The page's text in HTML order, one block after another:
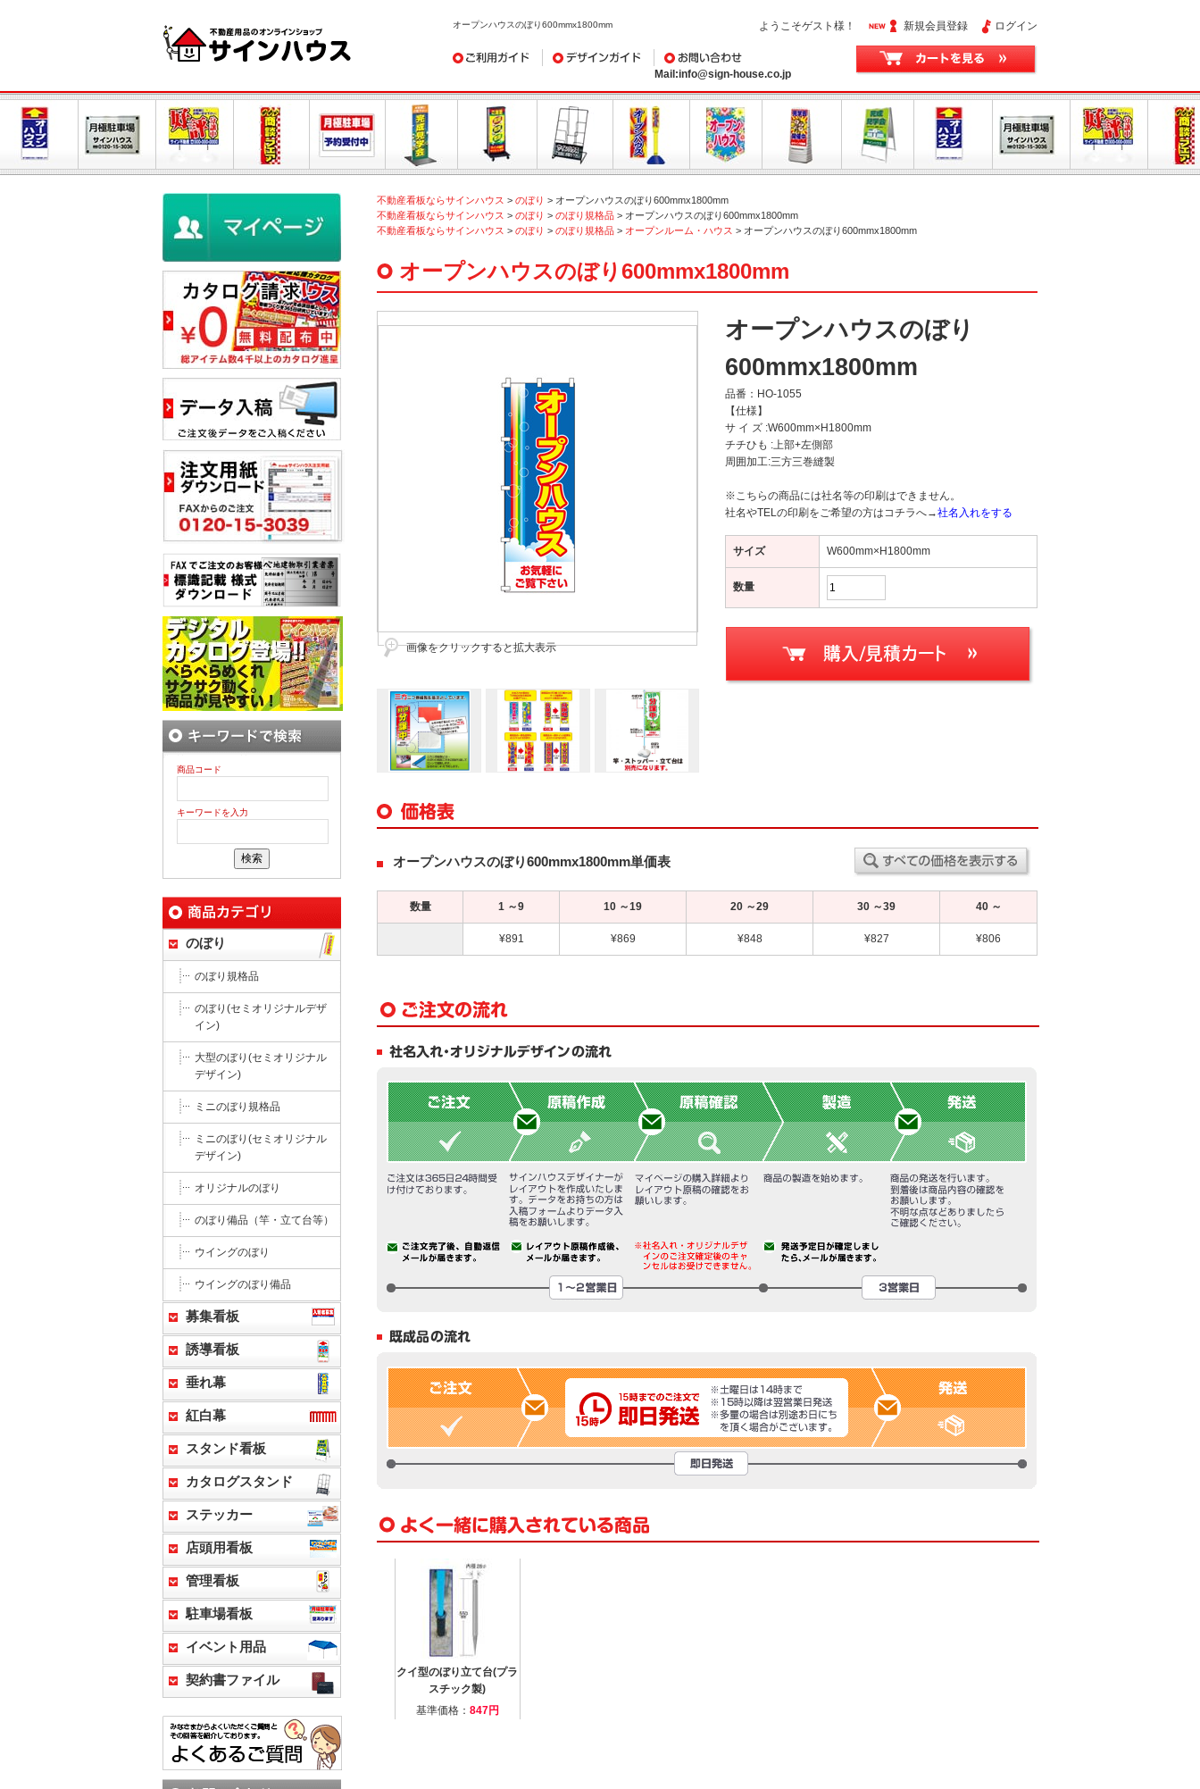
オープンハウスのぼり600mmx1800mm ようこそゲスト様！ 新規会員登録 ログイン
ご利用ガイド デザインガイド
お問い合わせ
Mail:info@sign-house.co.jp
不動産看板ならサインハウス > のぼり > オープンハウスのぼり600mmx1800mm
不動産看板ならサインハウス > のぼり > のぼり規格品 > オープンハウスのぼり600mmx1800mm
不動産看板ならサインハウス > のぼり > のぼり規格品 > オープンルーム・ハウス > オープンハウスのぼり600mmx1800mm
オープンハウスのぼり600mmx1800mm
オープンハウスのぼり
600mmx1800mm
品番： HO-1055
【仕様】
サ イ ズ :W600mm×H1800mm
チチひも :上部+左側部
周囲加工:三方三巻縫製
※こちらの商品には社名等の印刷はできません。
社名やTELの印刷をご希望の方はコチラへ→社名入れをする
サイズ W600mm×H1800mm
数量
画像をクリックすると拡大表示
オープンハウスのぼり600mmx1800mm単価表
数量 1 ～9 10 ～19 20 ～29 30 ～39 40 ～
¥891 ¥869 ¥848 ¥827 ¥806
クイ型のぼり立て台(プラ
スチック製)
基準価格： 847円
商品コード
キーワードを入力
のぼり
のぼり規格品
のぼり(セミオリジナルデザ
イン)
大型のぼり(セミオリジナル
デザイン)
ミニのぼり規格品
ミニのぼり(セミオリジナル
デザイン)
オリジナルのぼり
のぼり備品（竿・立て台等）
ウイングのぼり
ウイングのぼり備品
募集看板
誘導看板
垂れ幕
紅白幕
スタンド看板
カタログスタンド
ステッカー
店頭用看板
管理看板
駐車場看板
イベント用品
契約書ファイル